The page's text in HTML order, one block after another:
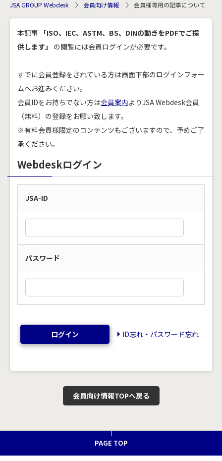
JSA GROUP Webdesk 会員向け情報 会員様専用の記事について
本記事
「ISO、IEC、ASTM、BS、DINの動きをPDFでご提
供します」
の閲覧には会員ログインが必要です。
すでに会員登録をされている方は画面下部のログインフォー
ムへお進みください。
会員IDをお持ちでない方は会員案内よりJSA Webdesk会員
（無料）の登録をお願い致します。
※有料会員様限定のコンテンツもございますので、予めご了
承ください。
Webdeskログイン
JSA-ID
パスワード
ログイン ID忘れ・パスワード忘れ
会員向け情報TOPへ戻る
PAGE TOP